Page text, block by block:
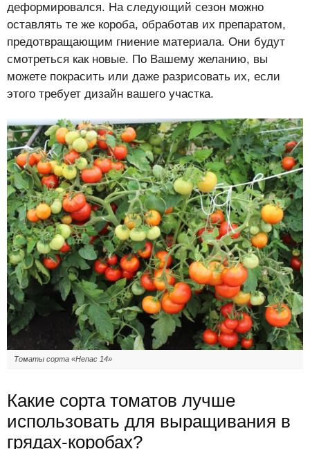
деформировался. На следующий сезон можно
оставлять те же короба, обработав их препаратом,
предотвращающим гниение материала. Они будут
смотреться как новые. По Вашему желанию, вы
можете покрасить или даже разрисовать их, если
этого требует дизайн вашего участка.
Томаты сорта «Непас 14»
Какие сорта томатов лучше
использовать для выращивания в
грядах-коробах?